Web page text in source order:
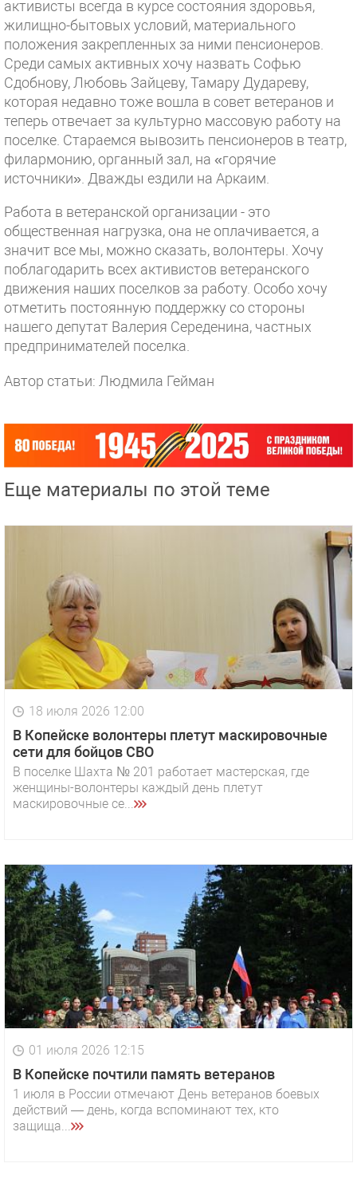
активисты всегда в курсе состояния здоровья,
жилищно-бытовых условий, материального
положения закрепленных за ними пенсионеров.
Среди самых активных хочу назвать Софью
Сдобнову, Любовь Зайцеву, Тамару Дудареву,
которая недавно тоже вошла в совет ветеранов и
теперь отвечает за культурно массовую работу на
поселке. Стараемся вывозить пенсионеров в театр,
филармонию, органный зал, на «горячие
источники». Дважды ездили на Аркаим.
Работа в ветеранской организации - это
общественная нагрузка, она не оплачивается, а
значит все мы, можно сказать, волонтеры. Хочу
поблагодарить всех активистов ветеранского
движения наших поселков за работу. Особо хочу
отметить постоянную поддержку со стороны
нашего депутат Валерия Середенина, частных
предпринимателей поселка.
Автор статьи: Людмила Гейман
Еще материалы по этой теме
18 июля 2026 12:00
В Копейске волонтеры плетут маскировочные
сети для бойцов СВО
В поселке Шахта № 201 работает мастерская, где
женщины-волонтеры каждый день плетут
маскировочные се...
01 июля 2026 12:15
В Копейске почтили память ветеранов
1 июля в России отмечают День ветеранов боевых
действий — день, когда вспоминают тех, кто
защища...